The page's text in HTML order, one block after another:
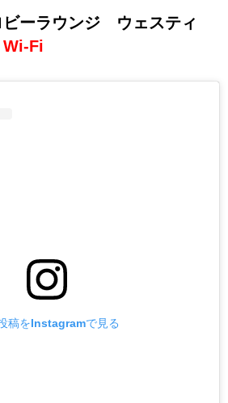
ラウンジ ウェスティ
Wi-Fi
稿をInstagramで見る